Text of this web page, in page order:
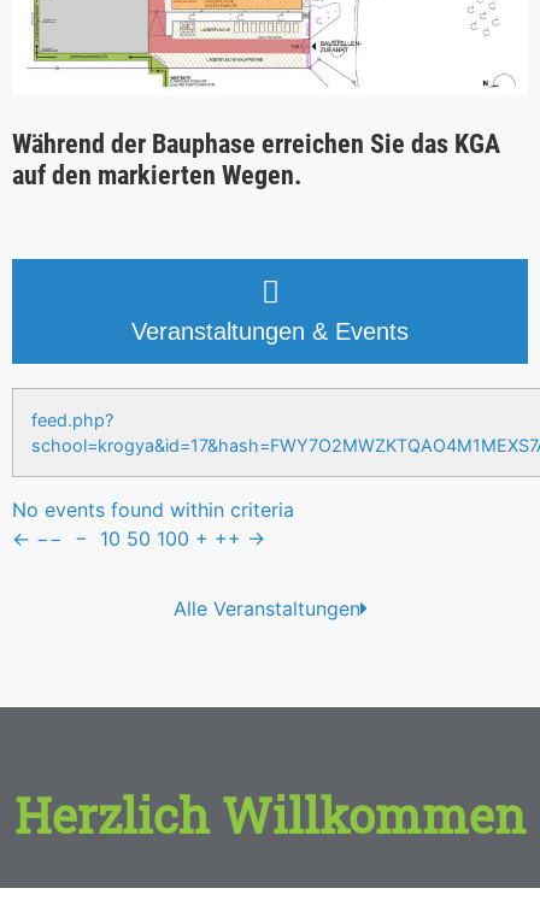
Während der Bauphase erreichen Sie das KGA
auf den markierten Wegen.
Veranstaltungen & Events
feed.php?
No events found within criteria
← −− − 10 50 100 + ++ →
Alle Veranstaltungen
Herzlich Willkommen